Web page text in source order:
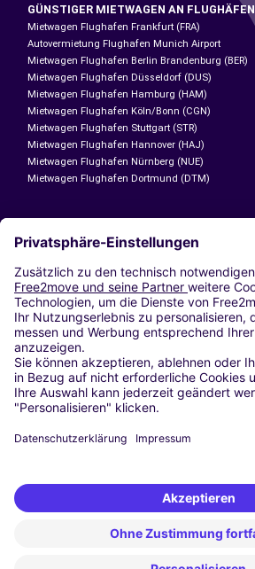
GÜNSTIGER MIETWAGEN AN FLUGHÄFEN
Mietwagen Flughafen Frankfurt (FRA)
Autovermietung Flughafen Munich Airport
Mietwagen Flughafen Berlin Brandenburg (BER)
Mietwagen Flughafen Düsseldorf (DUS)
Mietwagen Flughafen Hamburg (HAM)
Mietwagen Flughafen Köln/Bonn (CGN)
Mietwagen Flughafen Stuttgart (STR)
Mietwagen Flughafen Hannover (HAJ)
Mietwagen Flughafen Nürnberg (NUE)
Mietwagen Flughafen Dortmund (DTM)
CARSHARING
UNSERE STÄDTE
Paris
Madrid
Washington DC
Mailand
Rom
Turin
Wien
Berlin
Düsseldorf